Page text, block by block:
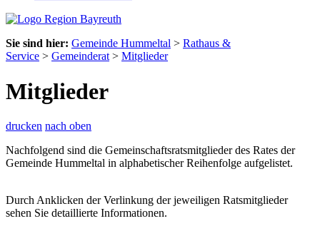
Sie sind hier: Gemeinde Hummeltal > Rathaus &
Service > Gemeinderat > Mitglieder
Mitglieder
drucken nach oben
Nachfolgend sind die Gemeinschaftsratsmitglieder des Rates der
Gemeinde Hummeltal in alphabetischer Reihenfolge aufgelistet.
Durch Anklicken der Verlinkung der jeweiligen Ratsmitglieder
sehen Sie detaillierte Informationen.